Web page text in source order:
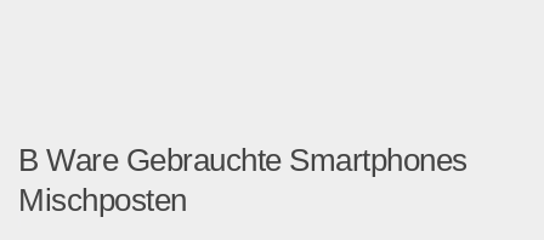
B Ware Gebrauchte Smartphones
Mischposten